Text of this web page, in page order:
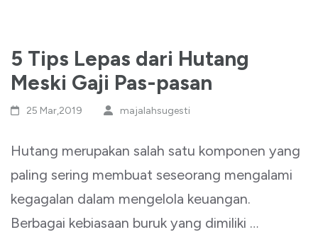
5 Tips Lepas dari Hutang
Meski Gaji Pas-pasan
25 Mar,2019 majalahsugesti
Hutang merupakan salah satu komponen yang
paling sering membuat seseorang mengalami
kegagalan dalam mengelola keuangan.
Berbagai kebiasaan buruk yang dimiliki …